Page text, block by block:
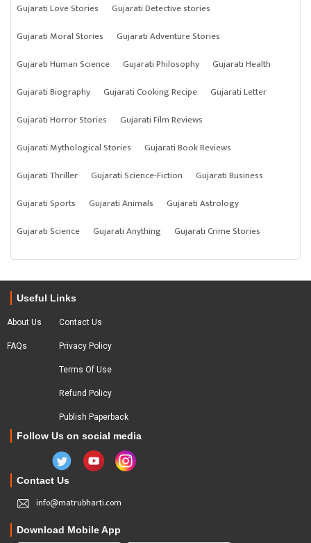
Gujarati Love Stories
Gujarati Detective stories
Gujarati Moral Stories
Gujarati Adventure Stories
Gujarati Human Science
Gujarati Philosophy
Gujarati Health
Gujarati Biography
Gujarati Cooking Recipe
Gujarati Letter
Gujarati Horror Stories
Gujarati Film Reviews
Gujarati Mythological Stories
Gujarati Book Reviews
Gujarati Thriller
Gujarati Science-Fiction
Gujarati Business
Gujarati Sports
Gujarati Animals
Gujarati Astrology
Gujarati Science
Gujarati Anything Gujarati Crime Stories
Useful Links
About Us
FAQs
Contact Us
Privacy Policy
Terms Of Use
Refund Policy
Publish Paperback
Follow Us on social media
Contact Us
info@matrubharti.com
Download Mobile App